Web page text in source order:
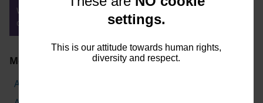
Weckruf: 0172 7787493
dialog@textwecker.de
Meine Themen
Action aus AIDA
settings.
This is our attitude towards human rights,
diversity and respect.